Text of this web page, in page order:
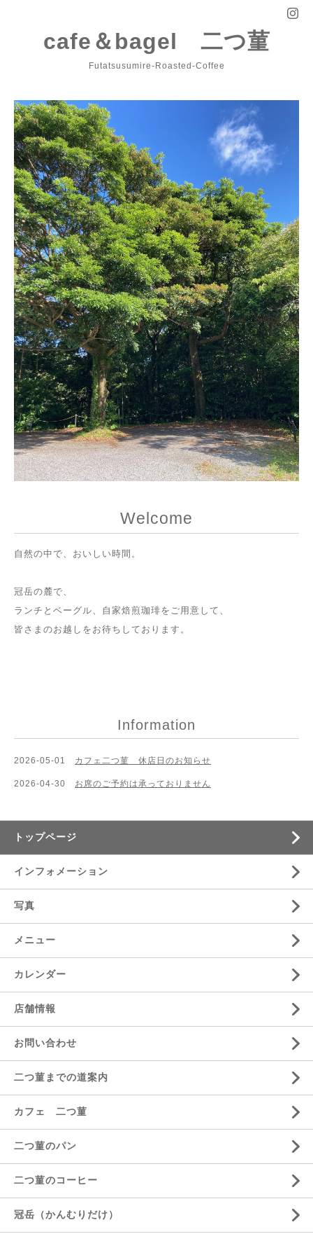
cafe＆bagel 二つ菫
Futatsusumire-Roasted-Coffee
Welcome
自然の中で、おいしい時間。
冠岳の麓で、
ランチとベーグル、自家焙煎珈琲をご用意して、
皆さまのお越しをお待ちしております。
Information
2026-05-01 カフェ二つ菫 休店日のお知らせ
2026-04-30 お席のご予約は承っておりません
トップページ
インフォメーション
写真
メニュー
カレンダー
店舗情報
お問い合わせ
二つ菫までの道案内
カフェ 二つ菫
二つ菫のパン
二つ菫のコーヒー
冠岳（かんむりだけ）